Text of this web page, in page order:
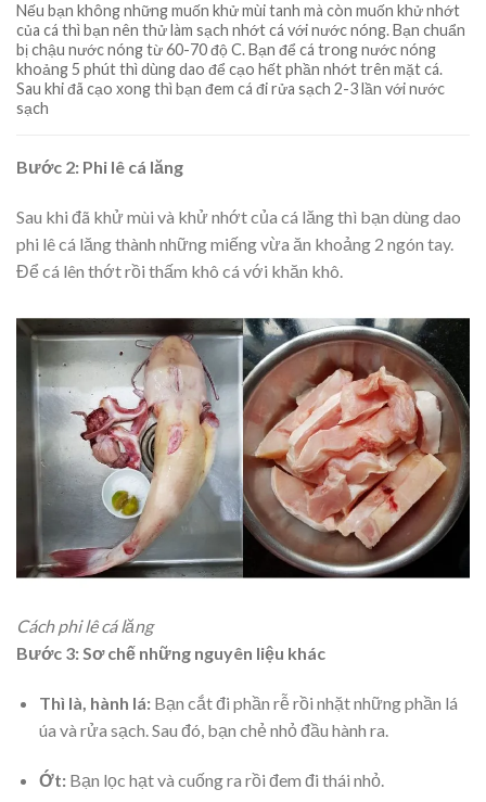
Nếu bạn không những muốn khử mùi tanh mà còn muốn khử nhớt
của cá thì bạn nên thử làm sạch nhớt cá với nước nóng. Bạn chuẩn
bị chậu nước nóng từ 60-70 độ C. Bạn để cá trong nước nóng
khoảng 5 phút thì dùng dao để cạo hết phần nhớt trên mặt cá.
Sau khi đã cạo xong thì bạn đem cá đi rửa sạch 2-3 lần với nước
sạch
Bước 2: Phi lê cá lăng
Sau khi đã khử mùi và khử nhớt của cá lăng thì bạn dùng dao
phi lê cá lăng thành những miếng vừa ăn khoảng 2 ngón tay.
Để cá lên thớt rồi thấm khô cá với khăn khô.
Cách phi lê cá lăng
Bước 3: Sơ chế những nguyên liệu khác
Thì là, hành lá: Bạn cắt đi phần rễ rồi nhặt những phần lá
úa và rửa sạch. Sau đó, bạn chẻ nhỏ đầu hành ra.
Ớt: Bạn lọc hạt và cuống ra rồi đem đi thái nhỏ.